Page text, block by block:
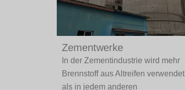
Zementwerke
In der Zementindustrie wird mehr
Brennstoff aus Altreifen verwendet
als in jedem anderen